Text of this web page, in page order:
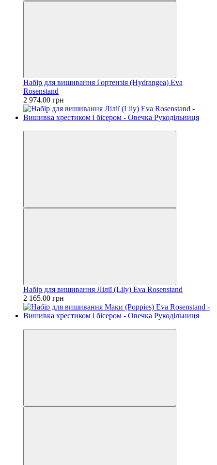
Набір для вишивання Гортензія (Hydrangea) Eva
Rosenstand
2 974.00 грн
Набір для вишивання Лілії (Lily) Eva Rosenstand
2 165.00 грн